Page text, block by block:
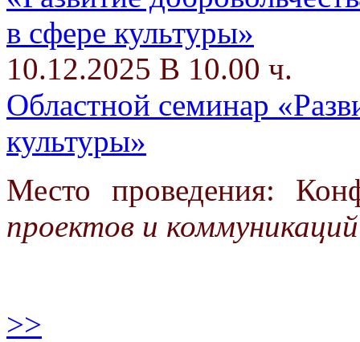
10.12.2025 В 10.00 ч.
Областной семинар
культуры»
Место проведения:
проектов и коммуникаций
>>